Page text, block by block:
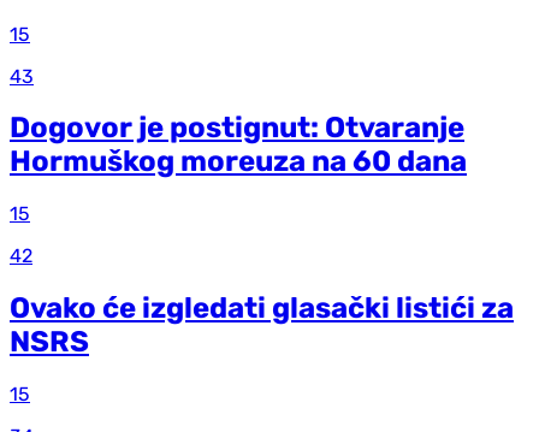
15
43
Dogovor je postignut: Otvaranje
Hormuškog moreuza na 60 dana
15
42
Ovako će izgledati glasački listići za
NSRS
15